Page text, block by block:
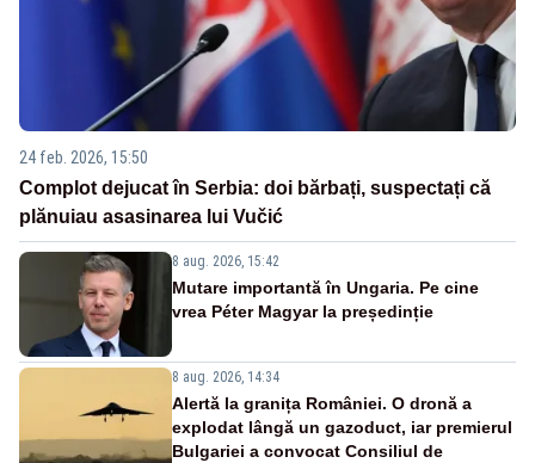
24 feb. 2026, 15:50
Complot dejucat în Serbia: doi bărbați, suspectați că
plănuiau asasinarea lui Vučić
8 aug. 2026, 15:42
Mutare importantă în Ungaria. Pe cine
vrea Péter Magyar la președinție
8 aug. 2026, 14:34
Alertă la granița României. O dronă a
explodat lângă un gazoduct, iar premierul
Bulgariei a convocat Consiliul de